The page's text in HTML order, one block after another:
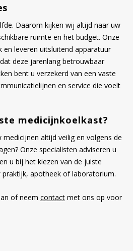
Daarom kijken wij altijd naar uw
ruimte en het budget. Onze
en leveren uitsluitend apparatuur
deze jarenlang betrouwbaar
bent u verzekerd van een vaste
en service die voelt
medicijnkoelkast?
altijd veilig en volgens de
Onze specialisten adviseren u
u bij het kiezen van de juiste
apotheek of laboratorium.
of neem contact met ons op voor